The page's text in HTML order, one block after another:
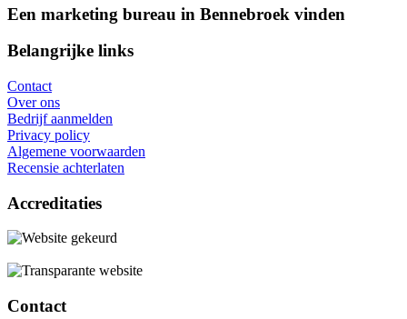
Een marketing bureau in Bennebroek vinden
Belangrijke links
Contact
Over ons
Bedrijf aanmelden
Privacy policy
Algemene voorwaarden
Recensie achterlaten
Accreditaties
Contact